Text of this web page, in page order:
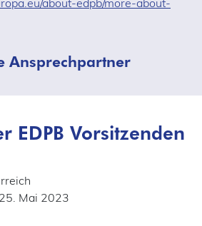
about-edpb/more-about-
Ansprechpartner
EDPB Vorsitzenden
Mai 2023